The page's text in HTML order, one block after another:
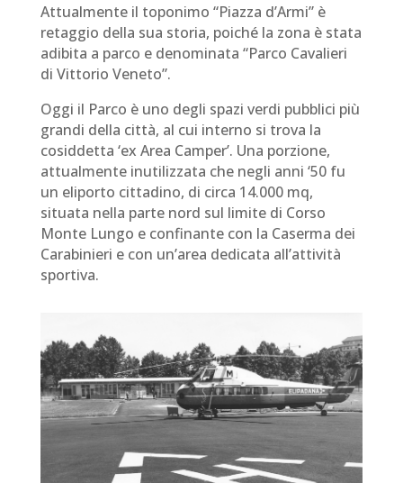
Attualmente il toponimo “Piazza d’Armi” è
retaggio della sua storia, poiché la zona è stata
adibita a parco e denominata “Parco Cavalieri
di Vittorio Veneto”.
Oggi il Parco è uno degli spazi verdi pubblici più
grandi della città, al cui interno si trova la
cosiddetta ‘ex Area Camper’. Una porzione,
attualmente inutilizzata che negli anni ‘50 fu
un eliporto cittadino, di circa 14.000 mq,
situata nella parte nord sul limite di Corso
Monte Lungo e confinante con la Caserma dei
Carabinieri e con un’area dedicata all’attività
sportiva.